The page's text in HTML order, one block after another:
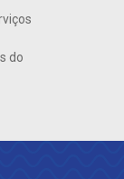
do